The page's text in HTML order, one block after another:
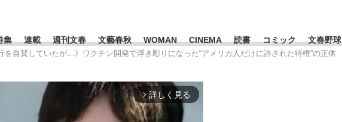
集 連載 週刊文春 文藝春秋 WOMAN CINEMA 読書 コミック 文春野球
タグ一覧
を自賛していたが…》ワクチン開発で浮き彫りになった“アメリカ人だけに許された特権”の正体
arrow_forward_ios 詳しく見る